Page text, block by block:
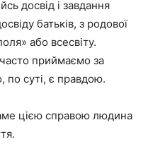
досвід і завдання
батьків, з родової
або всесвіту.
приймаємо за
суті, є правдою.
цією справою людина